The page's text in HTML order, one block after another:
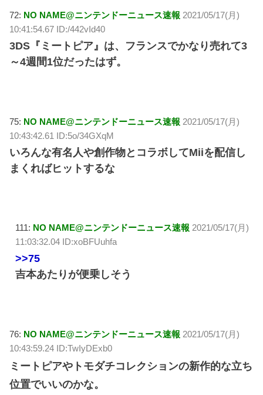
72: NO NAME@ニンテンドーニュース速報 2021/05/17(月)
10:41:54.67 ID:/442vId40
3DS『ミートピア』は、フランスでかなり売れて3
～4週間1位だったはず。
75: NO NAME@ニンテンドーニュース速報 2021/05/17(月)
10:43:42.61 ID:5o/34GXqM
いろんな有名人や創作物とコラボしてMiiを配信し
まくればヒットするな
111: NO NAME@ニンテンドーニュース速報 2021/05/17(月)
11:03:32.04 ID:xoBFUuhfa
>>75
吉本あたりが便乗しそう
76: NO NAME@ニンテンドーニュース速報 2021/05/17(月)
10:43:59.24 ID:TwIyDExb0
ミートピアやトモダチコレクションの新作的な立ち
位置でいいのかな。